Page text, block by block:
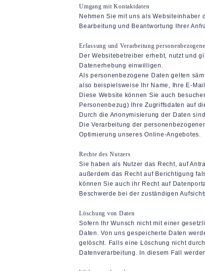
Umgang mit Kontaktdaten
Nehmen Sie mit uns als
Bearbeitung und Beantwortung Ihrer
Erfassung und Verarbeitung
Der Websitebetreiber erhebt, nutzt und
Datenerhebung einwilligen.
Als personenbezogene Daten gelten
also beispielsweise Ihr Name, Ihre E-
Diese Website können Sie auch
Personenbezug) Ihre Zugriffsdaten auf
Durch die Anonymisierung der Daten
Die Verarbeitung der
Optimierung unseres Online-Angebotes.
Rechte des Nutzers
Sie haben als Nutzer das Recht, auf
außerdem das Recht auf Berichtigung
können Sie auch ihr Recht auf
Beschwerde bei der zuständigen
Löschung von Daten
Sofern Ihr Wunsch nicht mit einer
Daten. Von uns gespeicherte Daten
gelöscht. Falls eine Löschung nicht
Datenverarbeitung. In diesem Fall